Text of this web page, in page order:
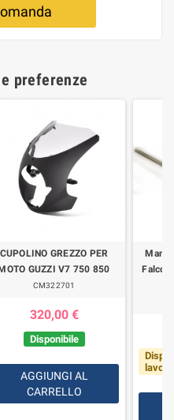
preferenze
CUPOLINO GREZZO PER
GUZZI V7 750 850
CM322701
320,00 €
Disponibile
AGGIUNGI AL
CARRELLO